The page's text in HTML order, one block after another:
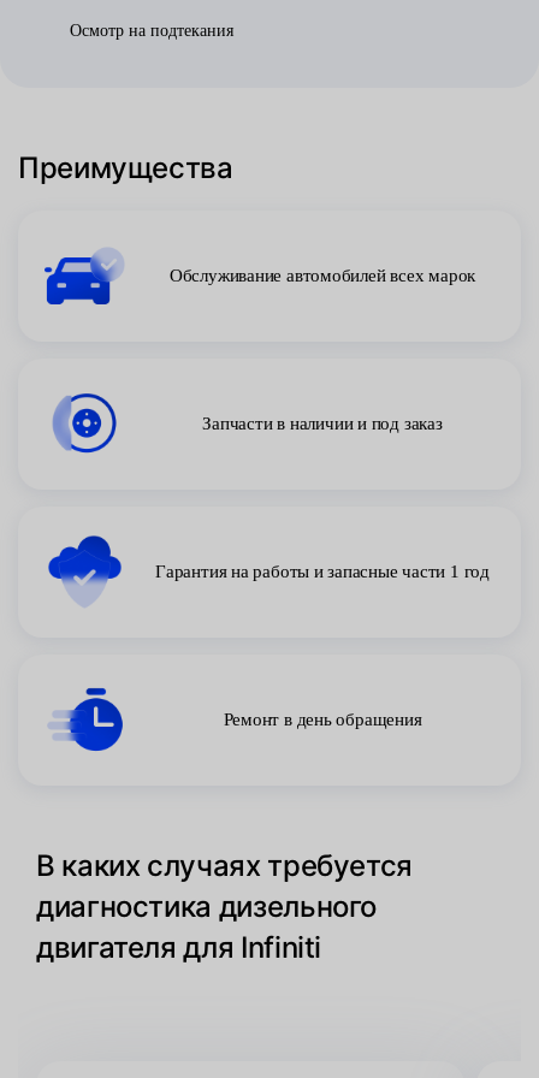
Осмотр на подтекания
Преимущества
Обслуживание автомобилей всех марок
Запчасти в наличии и под заказ
Гарантия на работы и запасные части 1 год
Ремонт в день обращения
В каких случаях требуется
диагностика дизельного
двигателя для Infiniti